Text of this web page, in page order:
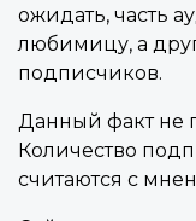
ожидать, часть
любимицу, а
подписчиков.
Данный факт не
Количество
считаются с